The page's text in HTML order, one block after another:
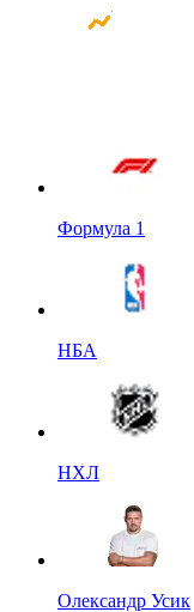
Формула 1
НБА
НХЛ
Олександр Усик